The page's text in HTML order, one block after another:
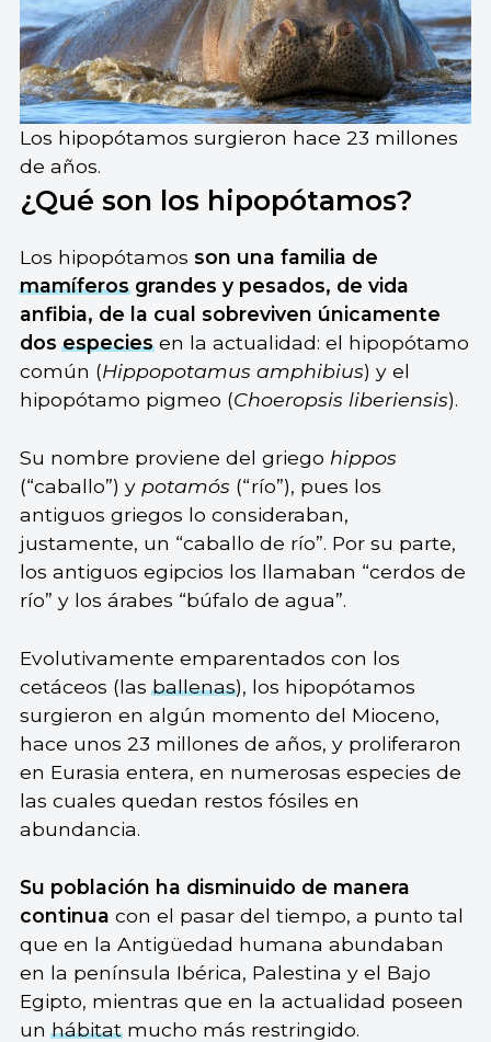
Los hipopótamos surgieron hace 23 millones
de años.
¿Qué son los hipopótamos?
Los hipopótamos son una familia de
mamíferosgrandes y pesados, de vida
anfibia, de la cual sobreviven únicamente
dosespeciesen la actualidad: el hipopótamo
común (Hippopotamus amphibius) y el
hipopótamo pigmeo (Choeropsis liberiensis).
Su nombre proviene del griego hippos
(“caballo”) y potamós (“río”), pues los
antiguos griegos lo consideraban,
justamente, un “caballo de río”. Por su parte,
los antiguos egipcios los llamaban “cerdos de
río” y los árabes “búfalo de agua”.
Evolutivamente emparentados con los
cetáceos (lasballenas), los hipopótamos
surgieron en algún momento del Mioceno,
hace unos 23 millones de años, y proliferaron
en Eurasia entera, en numerosas especies de
las cuales quedan restos fósiles en
abundancia.
Su población ha disminuido de manera
continua con el pasar del tiempo, a punto tal
que en la Antigüedad humana abundaban
en la península Ibérica, Palestina y el Bajo
Egipto, mientras que en la actualidad poseen
unhábitatmucho más restringido.